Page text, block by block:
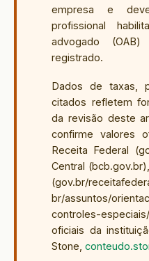
empresa e
profissional
advogado
registrado.
Dados de taxas,
citados refletem
da revisão deste
confirme valores
Receita Federal
Central
(gov.br/
br/assuntos/
controles-
oficiais da
Stone,